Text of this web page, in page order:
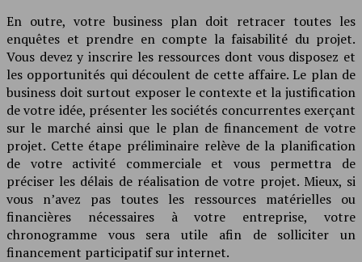
En outre, votre business plan doit retracer toutes les
enquêtes et prendre en compte la faisabilité du projet.
Vous devez y inscrire les ressources dont vous disposez et
les opportunités qui découlent de cette affaire. Le plan de
business doit surtout exposer le contexte et la justification
de votre idée, présenter les sociétés concurrentes exerçant
sur le marché ainsi que le plan de financement de votre
projet. Cette étape préliminaire relève de la planification
de votre activité commerciale et vous permettra de
préciser les délais de réalisation de votre projet. Mieux, si
vous n’avez pas toutes les ressources matérielles ou
financières nécessaires à votre entreprise, votre
chronogramme vous sera utile afin de solliciter un
financement participatif sur internet.